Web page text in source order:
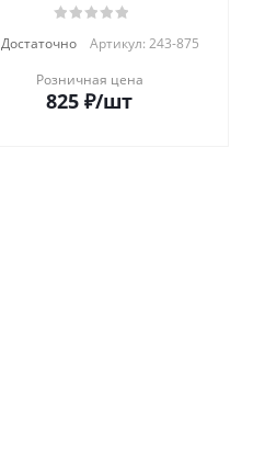
Достаточно
Артикул: 243-875
Розничная цена
825 ₽/шт